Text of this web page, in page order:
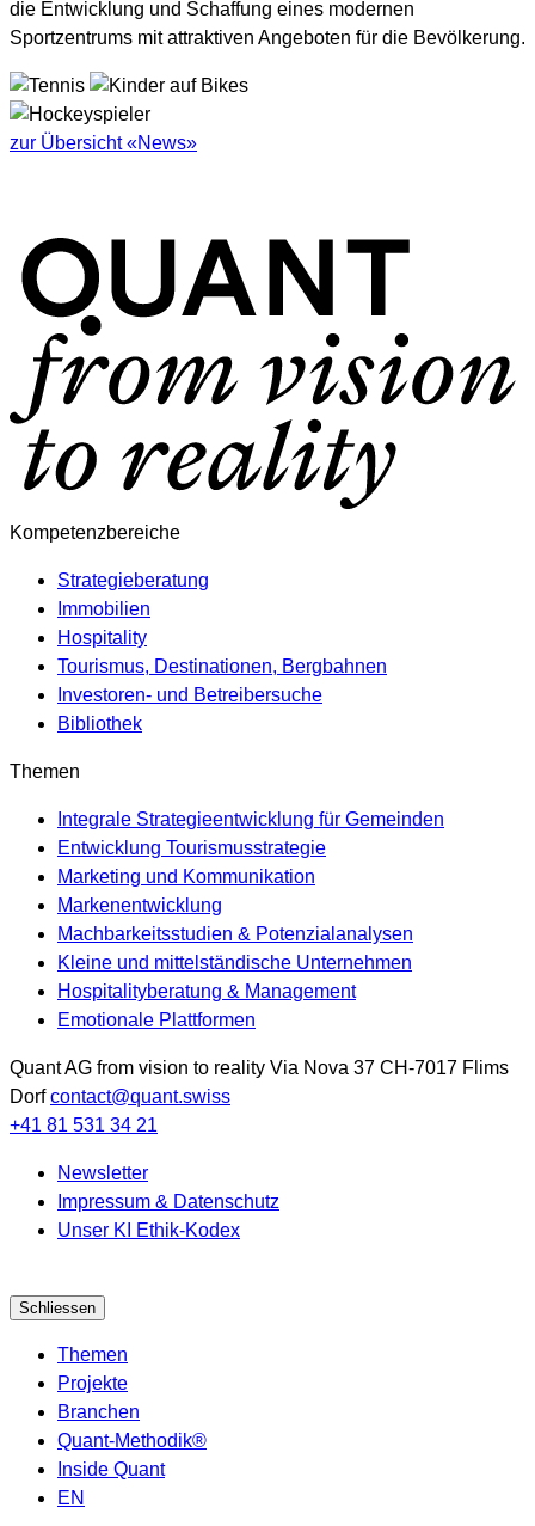
die Entwicklung und Schaffung eines modernen
Sportzentrums mit attraktiven Angeboten für die Bevölkerung.
zur Übersicht «News»
Kompetenzbereiche
Strategieberatung
Immobilien
Hospitality
Tourismus, Destinationen, Bergbahnen
Investoren- und Betreibersuche
Bibliothek
Themen
Integrale Strategieentwicklung für Gemeinden
Entwicklung Tourismusstrategie
Marketing und Kommunikation
Markenentwicklung
Machbarkeitsstudien & Potenzialanalysen
Kleine und mittelständische Unternehmen
Hospitalityberatung & Management
Emotionale Plattformen
Quant AG from vision to reality Via Nova 37 CH-7017 Flims
Dorf contact@quant.swiss
+41 81 531 34 21
Newsletter
Impressum & Datenschutz
Unser KI Ethik-Kodex
Schliessen
Themen
Projekte
Branchen
Quant-Methodik®
Inside Quant
EN